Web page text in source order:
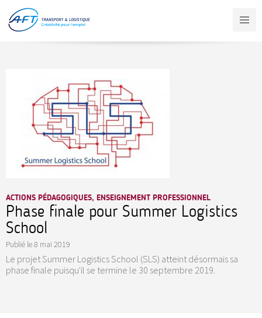
contenu
principal
ACTIONS PÉDAGOGIQUES, ENSEIGNEMENT PROFESSIONNEL
Phase finale pour Summer Logistics
School
Publié le8 mai 2019
Le projet Summer Logistics School (SLS) atteint désormais sa
phase finale puisqu'il se termine le 30 septembre 2019.